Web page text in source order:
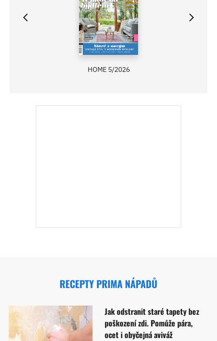
HOME 5/2026
RECEPTY PRIMA NÁPADŮ
Jak odstranit staré tapety bez
poškození zdi. Pomůže pára,
ocet i obyčejná aviváž